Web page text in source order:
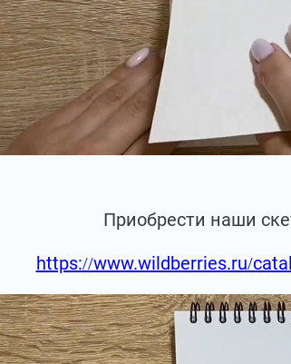
Приобрести наши
https://www.wildberries.ru/